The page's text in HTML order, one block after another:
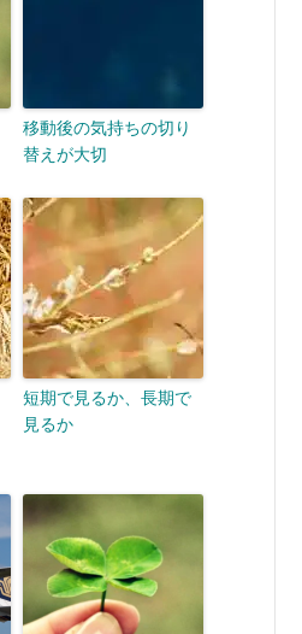
移動後の気持ちの切り
替えが大切
短期で見るか、長期で
見るか